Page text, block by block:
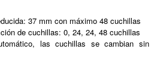
37 mm con máximo 48 cuchillas
de cuchillas: 0, 24, 24, 48 cuchillas
las cuchillas se cambian sin